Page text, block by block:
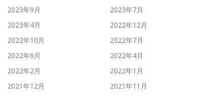
2023年9月
2023年7月
2023年4月
2022年12月
2022年10月
2022年7月
2022年6月
2022年4月
2022年2月
2022年1月
2021年12月
2021年11月